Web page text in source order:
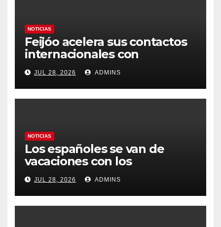
NOTICIAS
Feijóo acelera sus contactos
internacionales con
Latinoamérica como socio
prioritario en su agenda de
gobierno
JUL 28, 2026 ADMINS
NOTICIAS
Los españoles se van de
vacaciones con los
carburantes hasta un 21%
más caros que el año pasado
y los hoteles disparados
JUL 28, 2026 ADMINS